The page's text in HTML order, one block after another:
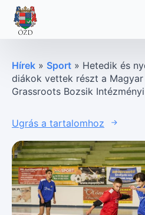
Hírek » Sport » Hetedik és
diákok vettek részt a
Grassroots Bozsik
Ugrás a tartalomhoz